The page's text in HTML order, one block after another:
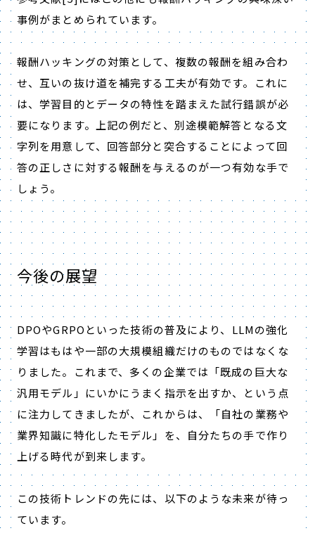
事例がまとめられています。
報酬ハッキングの対策として、複数の報酬を組み合わ
せ、互いの抜け道を補完する工夫が有効です。これに
は、学習目的とデータの特性を踏まえた試行錯誤が必
要になります。上記の例だと、別途模範解答となる文
字列を用意して、回答部分と突合することによって回
答の正しさに対する報酬を与えるのが一つ有効な手で
しょう。
今後の展望
DPOやGRPOといった技術の普及により、LLMの強化
学習はもはや一部の大規模組織だけのものではなくな
りました。これまで、多くの企業では「既成の巨大な
汎用モデル」にいかにうまく指示を出すか、という点
に注力してきましたが、これからは、「自社の業務や
業界知識に特化したモデル」を、自分たちの手で作り
上げる時代が到来します。
この技術トレンドの先には、以下のような未来が待っ
ています。